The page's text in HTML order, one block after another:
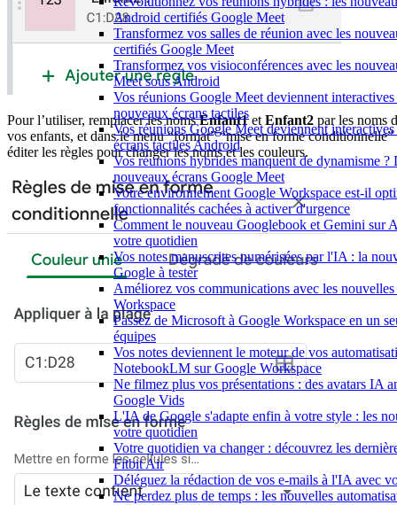
Android certifiés Google Meet
Transformez vos salles de réunion avec les
certifiés Google Meet
Transformez vos visioconférences avec les
Meet sous Android
Vos réunions Google Meet deviennent
nouveaux écrans tactiles
Vos réunions Google Meet deviennent
écrans tactiles Android
Vos réunions hybrides manquent de dynamisme ?
nouveaux écrans Google Meet
Votre environnement Google Workspace est-il
fonctionnalités cachées à activer d'urgence
Comment le nouveau Googlebook et Gemini sur
votre quotidien
Vos notes manuscrites numérisées par l'IA : la
Google à tester
Améliorez vos communications avec les
Workspace
Passez de Microsoft à Google Workspace en un
équipes
Vos notes deviennent le moteur de vos
NotebookLM sur Google Workspace
Ne filmez plus vos présentations : des avatars IA
Google Vids
L'IA de Google s'adapte enfin à votre style : les
votre quotidien
Votre quotidien va changer : découvrez les
Fitbit Air
Déléguez la rédaction de vos e-mails à l'IA avec
Ne perdez plus de temps : les nouvelles
Pour l’utiliser, remplacer les nomsEnfant1et Enfant2 par les noms
vos enfants, et dans le menu “format” “mise en forme conditionnelle”
éditer les règles pour changer les noms et les couleurs.